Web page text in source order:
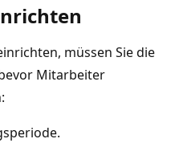
müssen Sie die
Mitarbeiter